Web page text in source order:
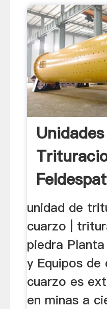
Unidades
unidad de
cuarzo |
piedra
y Equipos de
cuarzo es
en minas a